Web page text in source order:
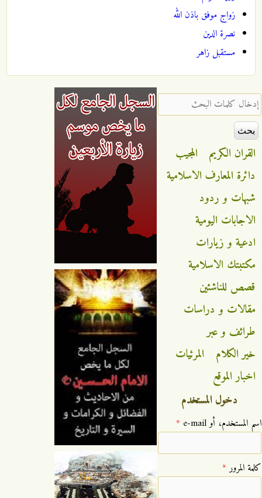
زواج موفق باذن الله
نصرة الدين
مستقبل زاهر
‏إدخال كلمات البحث ‏
القران الكريم
المجيب
دائرة المعارف الاسلامية
شبهات و ردود
الاجابات اليومية
ادعية و زيارات
مكتبتك الاسلامية
قصص للناشئين
مقالات و دراسات
طرائف و عبر
خير الكلام
المرئيات
اخبار الموقع
دخول المستخدم
‏اسم المستخدم، أو e-mail ‏ *
‏كلمة المرور ‏*